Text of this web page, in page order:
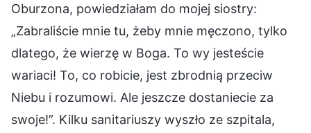
Oburzona, powiedziałam do mojej siostry:
„Zabraliście mnie tu, żeby mnie męczono, tylko
dlatego, że wierzę w Boga. To wy jesteście
wariaci! To, co robicie, jest zbrodnią przeciw
Niebu i rozumowi. Ale jeszcze dostaniecie za
swoje!”. Kilku sanitariuszy wyszło ze szpitala,